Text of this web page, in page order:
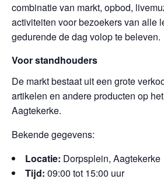
combinatie van markt, opbod,
activiteiten voor bezoekers van alle
gedurende de dag volop te beleven.
Voor standhouders
De markt bestaat uit een grote
artikelen en andere producten op
Aagtekerke.
Bekende gegevens:
Locatie: Dorpsplein, Aagtekerke
Tijd: 09:00 tot 15:00 uur